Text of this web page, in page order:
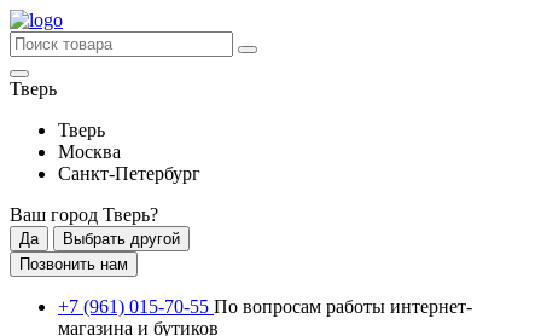
Тверь
Тверь
Москва
Санкт-Петербург
Ваш город Тверь?
Да
Выбрать другой
Позвонить нам
+7 (961) 015-70-55 По вопросам работы интернет-
магазина и бутиков